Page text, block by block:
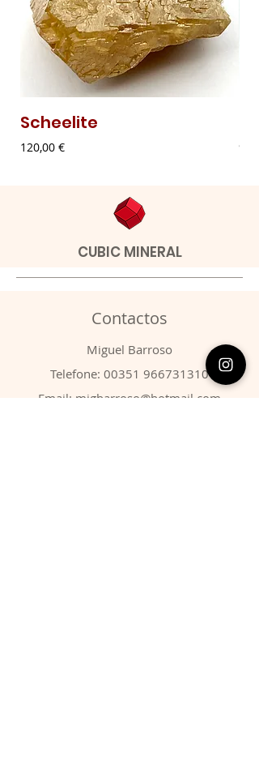
Scheelite
Preço
120,00 € 9,00
CUBIC MINERAL
Contactos
​Miguel Barroso
Telefone: 00351 966731310
Email: migbarroso@hotmail.com